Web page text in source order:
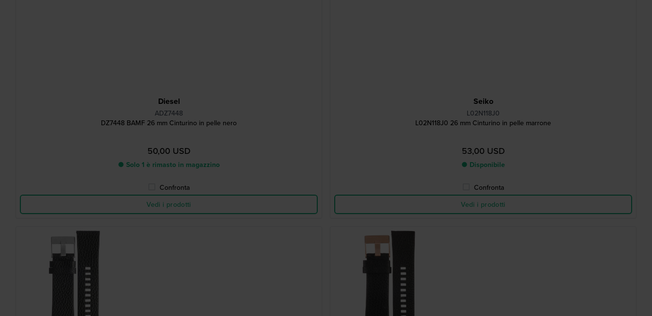
Diesel
ADZ7448
DZ7448 BAMF 26 mm Cinturino in pelle nero
50,00 USD
● Solo 1 è rimasto in magazzino
Confronta
Vedi i prodotti
Seiko
L02N118J0
L02N118J0 26 mm Cinturino in pelle marrone
53,00 USD
● Disponibile
Confronta
Vedi i prodotti